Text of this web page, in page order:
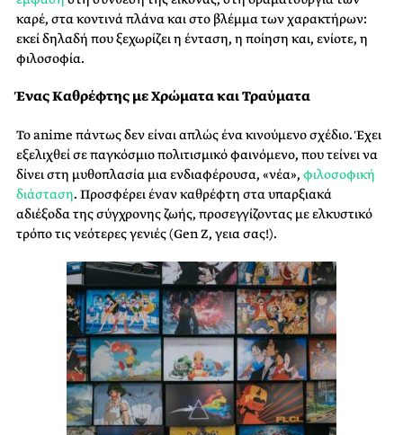
καρέ, στα κοντινά πλάνα και στο βλέμμα των χαρακτήρων:
εκεί δηλαδή που ξεχωρίζει η ένταση, η ποίηση και, ενίοτε, η
φιλοσοφία.
Ένας Καθρέφτης με Χρώματα και Τραύματα
Το anime πάντως δεν είναι απλώς ένα κινούμενο σχέδιο. Έχει
εξελιχθεί σε παγκόσμιο πολιτισμικό φαινόμενο, που τείνει να
δίνει στη μυθοπλασία μια ενδιαφέρουσα, «νέα», φιλοσοφική
διάσταση. Προσφέρει έναν καθρέφτη στα υπαρξιακά
αδιέξοδα της σύγχρονης ζωής, προσεγγίζοντας με ελκυστικό
τρόπο τις νεότερες γενιές (Gen Z, γεια σας!).